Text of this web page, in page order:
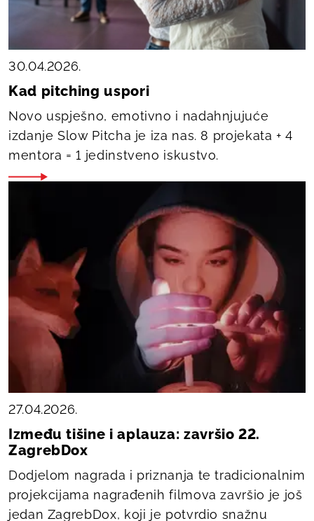
30.04.2026.
Kad pitching uspori
Novo uspješno, emotivno i nadahnjujuće
izdanje Slow Pitcha je iza nas. 8 projekata + 4
mentora = 1 jedinstveno iskustvo.
27.04.2026.
Između tišine i aplauza: završio 22.
ZagrebDox
Dodjelom nagrada i priznanja te tradicionalnim
projekcijama nagrađenih filmova završio je još
jedan ZagrebDox, koji je potvrdio snažnu